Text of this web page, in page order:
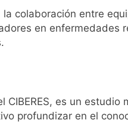
la colaboración entre
en enfermedades
CIBERES, es un
profundizar en el